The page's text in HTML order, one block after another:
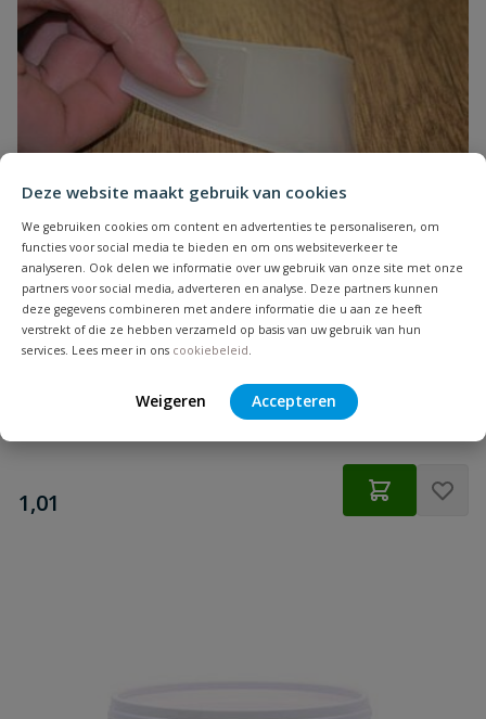
Deze website maakt gebruik van cookies
We gebruiken cookies om content en advertenties te personaliseren, om
functies voor social media te bieden en om ons websiteverkeer te
analyseren. Ook delen we informatie over uw gebruik van onze site met onze
partners voor social media, adverteren en analyse. Deze partners kunnen
deze gegevens combineren met andere informatie die u aan ze heeft
verstrekt of die ze hebben verzameld op basis van uw gebruik van hun
services. Lees meer in ons cookiebeleid.
Weigeren Accepteren
Alabastine Laminaatvuller Spatel
€
1,01